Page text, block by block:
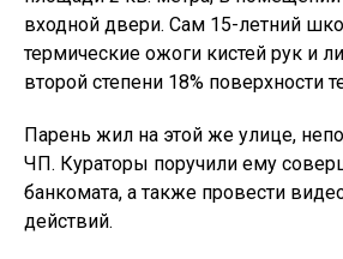
входной двери. Сам 15-летний
термические ожоги кистей рук и
второй степени 18% поверхности
Парень жил на этой же улице,
ЧП. Кураторы поручили ему
банкомата, а также провести
действий.